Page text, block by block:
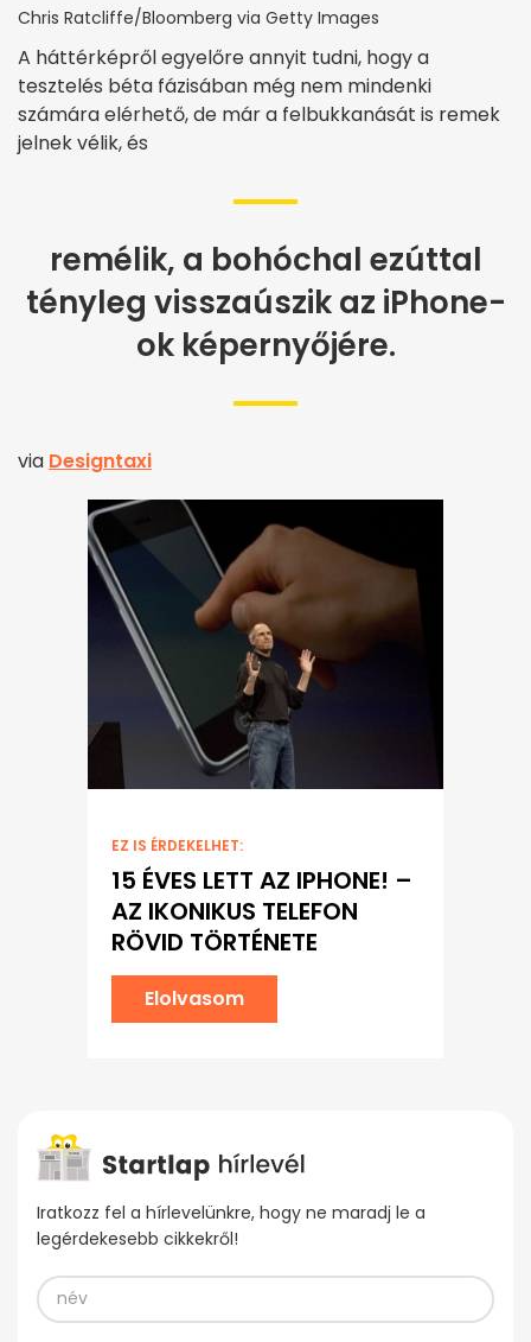
Chris Ratcliffe/Bloomberg via Getty Images
A háttérképről egyelőre annyit tudni, hogy a
tesztelés béta fázisában még nem mindenki
számára elérhető, de már a felbukkanását is remek
jelnek vélik, és
remélik, a bohóchal ezúttal
tényleg visszaúszik az iPhone-
ok képernyőjére.
via Designtaxi
EZ IS ÉRDEKELHET:
15 ÉVES LETT AZ IPHONE! –
AZ IKONIKUS TELEFON
RÖVID TÖRTÉNETE
Elolvasom
Iratkozz fel a hírlevelünkre, hogy ne maradj le a
legérdekesebb cikkekről!